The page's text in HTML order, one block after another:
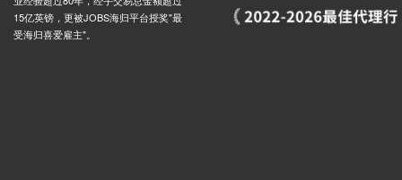
15亿英镑，更被JOBS海归平台授奖"最
受海归喜爱雇主"。